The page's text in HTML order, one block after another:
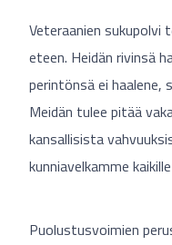
Veteraanien sukupolvi
eteen. Heidän rivinsä
perintönsä ei haalene,
Meidän tulee pitää
kansallisista
kunniavelkamme
Puolustusvoimien